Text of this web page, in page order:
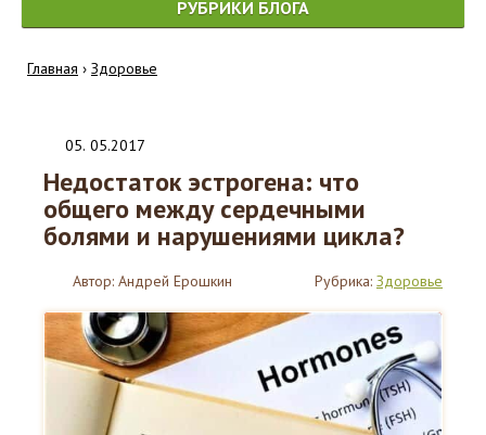
РУБРИКИ БЛОГА
Главная › Здоровье
05. 05.2017
Недостаток эстрогена: что
общего между сердечными
болями и нарушениями цикла?
Автор: Андрей Ерошкин Рубрика: Здоровье